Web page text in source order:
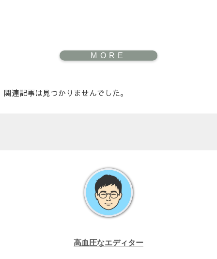
関連記事は見つかりませんでした。
高血圧なエディター